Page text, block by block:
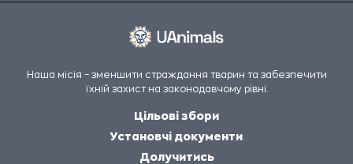
Наша місія – зменшити страждання тварин та забезпечити
їхній захист на законодавчому рівні.
Цільові збори
Установчі документи
Долучитись